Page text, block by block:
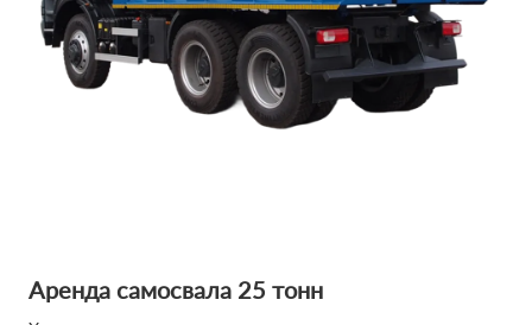
Аренда самосвала 25 тонн